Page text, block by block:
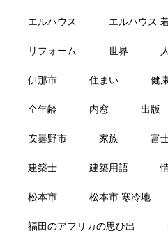
エルハウス エルハウス
リフォーム 世界
伊那市 住まい 健
全年齢 内窓 出版
安曇野市 家族 富
建築士 建築用語
松本市 松本市 寒冷地
福田のアフリカの思ひ出